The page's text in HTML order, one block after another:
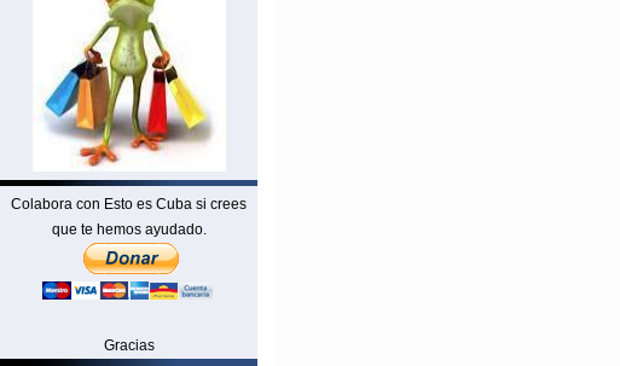
Colabora con Esto es Cuba si crees
que te hemos ayudado.
Gracias